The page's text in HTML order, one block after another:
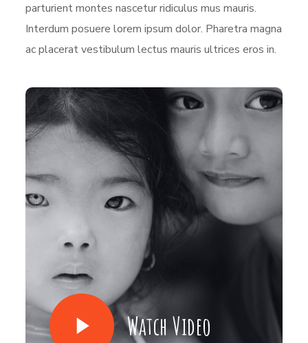
parturient montes nascetur ridiculus mus mauris.
Interdum posuere lorem ipsum dolor. Pharetra magna
ac placerat vestibulum lectus mauris ultrices eros in.
Watch Video